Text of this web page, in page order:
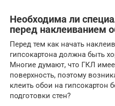
Необходима ли
перед наклеиванием
Перед тем как начать
гипсокартона должна быть
Многие думают, что ГКЛ
поверхность, поэтому
клеить обои на гипсокартон
подготовки стен?